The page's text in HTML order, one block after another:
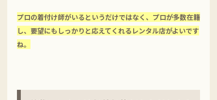
プロの着付け師がいるというだけではなく、プロが多数在籍
し、要望にもしっかりと応えてくれるレンタル店がよいです
ね。